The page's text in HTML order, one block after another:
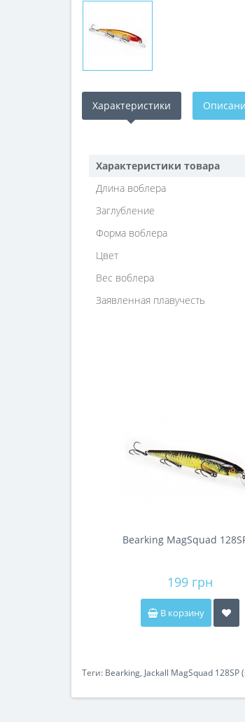
Характеристики
Характеристики товара
Длина воблера
Заглубление
Форма воблера
Цвет
Вес воблера
Заявленная плавучесть
Bearking MagSquad
199 грн
В корзину
Теги: Bearking, Jackall MagSquad 128SP